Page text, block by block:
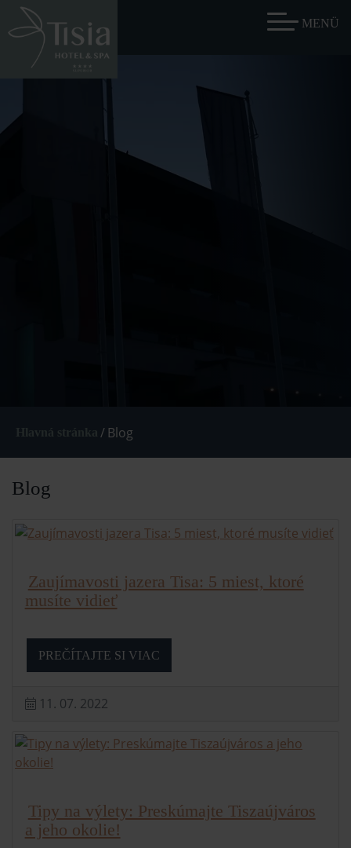
/ Blog
Blog
Zaujímavosti jazera Tisa: 5 miest, ktoré
musíte vidieť
PREČÍTAJTE SI VIAC
11. 07. 2022
Tipy na výlety: Preskúmajte Tiszaújváros
a jeho okolie!